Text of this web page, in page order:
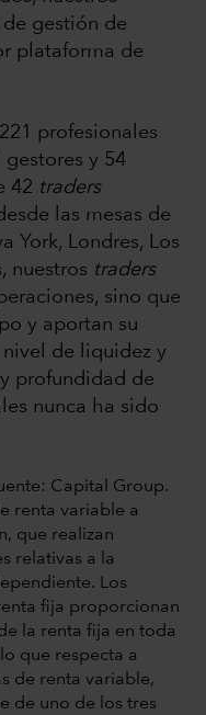
de gestión de
plataforma de
profesionales
y 54
42 traders
las mesas de
York, Londres, Los
nuestros traders
sino que
y aportan su
de liquidez y
profundidad de
nunca ha sido
Capital Group.
renta variable a
que realizan
relativas a la
Los
fija proporcionan
la renta fija en toda
que respecta a
de renta variable,
de uno de los tres